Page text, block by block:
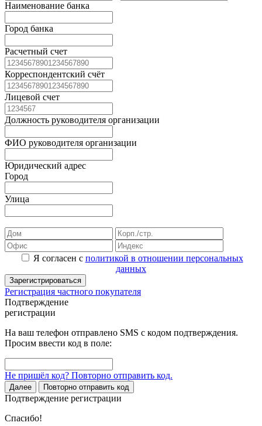
Наименование банка
Город банка
Расчетный счет
Корреспондентский счёт
Лицевой счет
Должность руководителя организации
ФИО руководителя организации
Юридический адрес
Город
Улица
Я согласен с политикой в отношении персональных
данных
Зарегистрироваться
Регистрация частного покупателя
Подтверждение
регистрации
На ваш телефон отправлено SMS с кодом подтверждения.
Просим ввести код в поле:
Не пришёл код? Повторно отправить код.
Далее Повторно отправить код
Подтверждение регистрации
Спасибо!